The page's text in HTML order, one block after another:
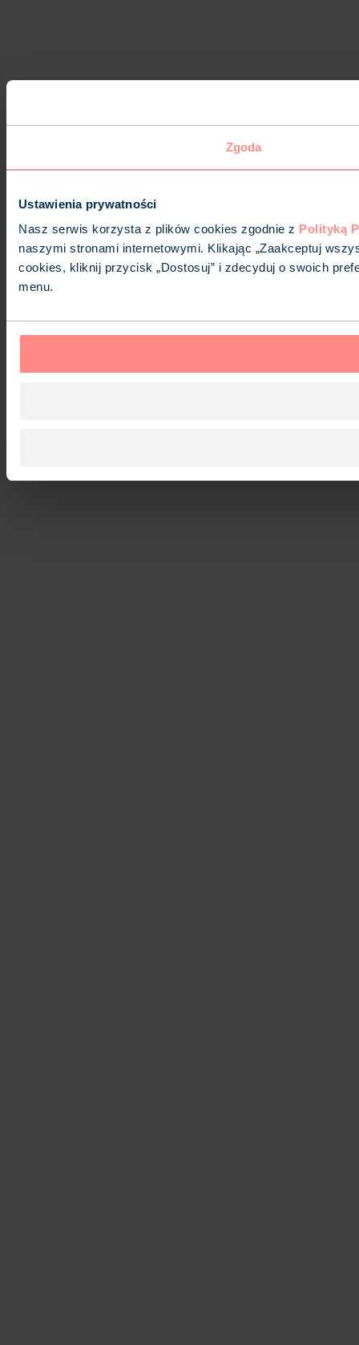
Zgoda
Ustawienia prywatności
Nasz serwis korzysta z plików cookies zgodnie z Polityką
naszymi stronami internetowymi. Klikając „Zaakceptuj
cookies, kliknij przycisk „Dostosuj” i zdecyduj o swoich
menu.